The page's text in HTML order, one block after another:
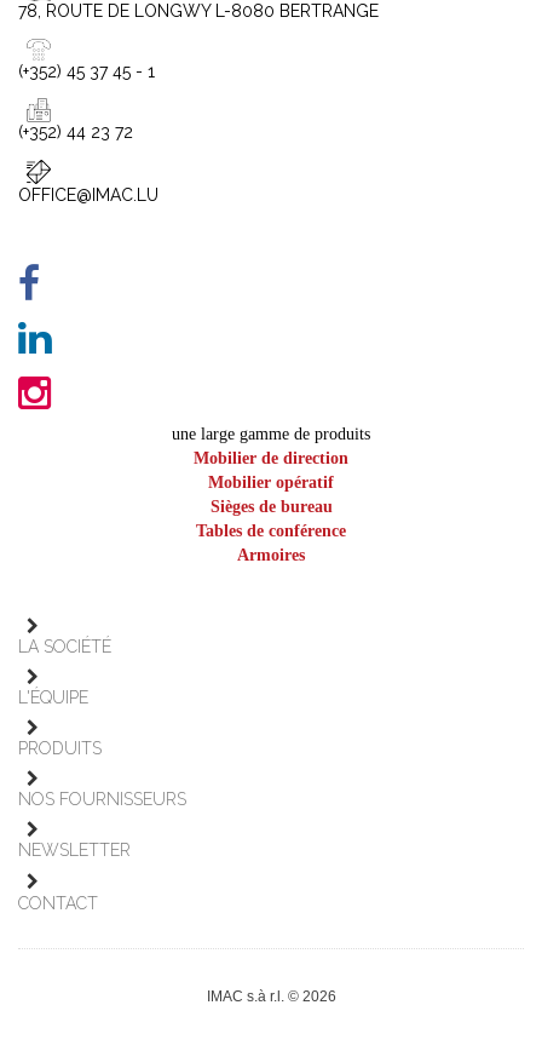
78, ROUTE DE LONGWY L-8080 BERTRANGE
(+352) 45 37 45 - 1
(+352) 44 23 72
OFFICE@IMAC.LU
une large gamme de produits
Mobilier de direction
Mobilier opératif
Sièges de bureau
Tables de conférence
Armoires
LA SOCIÉTÉ
L'ÉQUIPE
PRODUITS
NOS FOURNISSEURS
NEWSLETTER
CONTACT
IMAC s.à r.l. © 2026